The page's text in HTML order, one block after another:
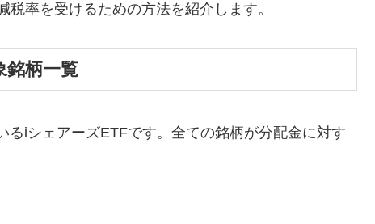
率を受けるための方法を紹介します。
銘柄一覧
るiシェアーズETFです。全ての銘柄が分配金に対す